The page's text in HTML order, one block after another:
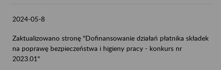
2024-05-8
Zaktualizowano stronę "Dofinansowanie działań płatnika składek
na poprawę bezpieczeństwa i higieny pracy - konkurs nr
2023.01"